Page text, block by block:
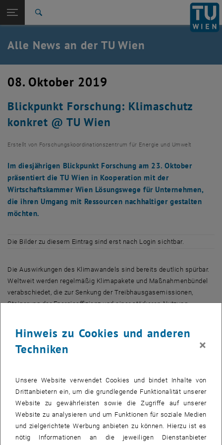
TU Login
Quicklinks
Quicklinks-Menü umschalten
Studium
Karriere
Zurück: Subseiten von TU Wien Startseite auflisten
Zurück zur letzten Ebene:
TU Wien Startseite
Übersicht
Alle News an der TU Wien
08. Oktober 2019
Blickpunkt Forschung: Klimaschutz
konkret @ TU Wien
Erstellt von Forschungskoordinationszentrum für Energie und Umwelt
Im diesjährigen Blickpunkt Forschung am 23. Oktober
präsentiert die TU Wien in Kooperation mit der
Wirtschaftskammer Wien Lösungswege für Unternehmen,
die ihren Umgang mit Ressourcen nachhaltiger gestalten
möchten.
Die Bilder zu diesem Eintrag sind erst nach Login sichtbar.
Die Auswirkungen des Klimawandels sind bereits deutlich spürbar.
Weltweit werden regelmäßig Klimapakete und Maßnahmenbündel
verabschiedet, die zur Senkung der Treibhausgasemissionen,
Steigerung der Energieeffizienz und einer stärkeren Nutzung
gestaltet. Es braucht konkrete Lösungswege.
In diesem Kontext zeigen Forschungsgruppen der TU Wien mit ihren
können, um dem Klimawandel entgegenzuwirken.
In drei Sessions werden die anwendungsnahen
Forschungsergebnisse präsentiert:
Klimafreundliche Infrastrukturen (KI)
Klimafreundliche Produkte und Produktion (KP)
Hinweis zu Cookies und anderen
Techniken
×
Unsere Website verwendet Cookies und bindet Inhalte von
Drittanbietern ein, um die grundlegende Funktionalität unserer
Website zu gewährleisten sowie die Zugriffe auf unserer
Website zu analysieren und um Funktionen für soziale Medien
und zielgerichtete Werbung anbieten zu können. Hierzu ist es
nötig Informationen an die jeweiligen Dienstanbieter